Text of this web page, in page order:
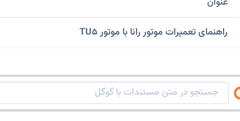
راهنمای تعمیرات موتور رانا با موتور TU5